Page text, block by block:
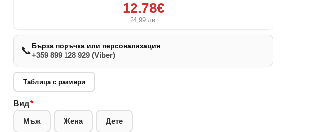
12.78€
24,99 лв.
📞Бърза поръчка или персонализация
+359 899 128 929 (Viber)
Таблица с размери
Вид*
Мъж Жена Дете